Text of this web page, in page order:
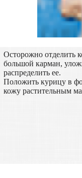
Осторожно отделить
большой карман,
распределить ее.
Положить курицу в
кожу растительным